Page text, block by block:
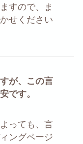
すので、ま
せください
が、この言
です。
っても、言
ングページ